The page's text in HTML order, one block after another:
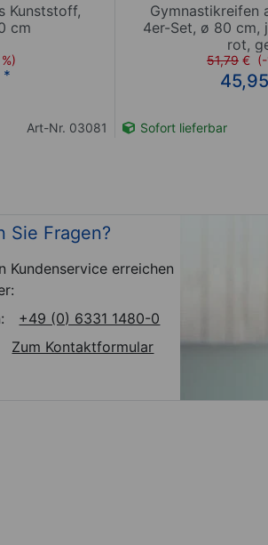
Kunststoff,
cm
*
Art-Nr. 03081
Gymnastikreifen
4er-Set, ø 80 cm,
rot,
51,79 €
45,95
Sofort lieferbar
Sie Fragen?
Kundenservice erreichen
+49 (0) 6331 1480-0
Zum Kontaktformular